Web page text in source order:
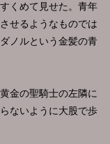
くめて見せた。青年
せるようなものでは
ノルという金髪の青
金の聖騎士の左隣に
ないように大股で歩